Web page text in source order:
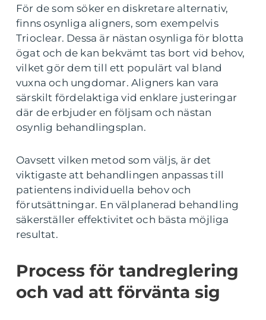
För de som söker en diskretare alternativ,
finns osynliga aligners, som exempelvis
Trioclear. Dessa är nästan osynliga för blotta
ögat och de kan bekvämt tas bort vid behov,
vilket gör dem till ett populärt val bland
vuxna och ungdomar. Aligners kan vara
särskilt fördelaktiga vid enklare justeringar
där de erbjuder en följsam och nästan
osynlig behandlingsplan.
Oavsett vilken metod som väljs, är det
viktigaste att behandlingen anpassas till
patientens individuella behov och
förutsättningar. En välplanerad behandling
säkerställer effektivitet och bästa möjliga
resultat.
Process för tandreglering
och vad att förvänta sig